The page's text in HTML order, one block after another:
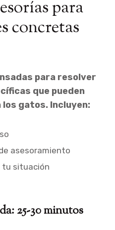
para
concretas
para resolver
que pueden
gatos. Incluyen:
asesoramiento
tu situación
25-30 minutos